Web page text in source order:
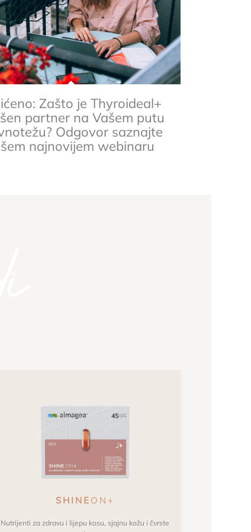
Zašto je Thyroideal+
partner na Vašem putu
Odgovor saznajte
najnovijem webinaru
SHINE ON+
Nutrijenti za zdravu i lijepu kosu, sjajnu kožu i čvrste